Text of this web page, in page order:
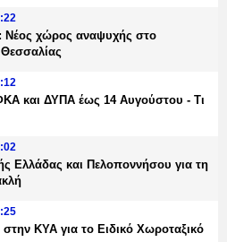
Νέος χώρος αναψυχής στο
και ΔΥΠΑ έως 14 Αυγούστου - Τι
Ελλάδας και Πελοποννήσου για τη
ΚΥΑ για το Ειδικό Χωροταξικό